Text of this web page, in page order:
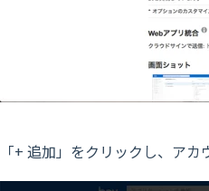
「+ 追加」をクリックし、ア